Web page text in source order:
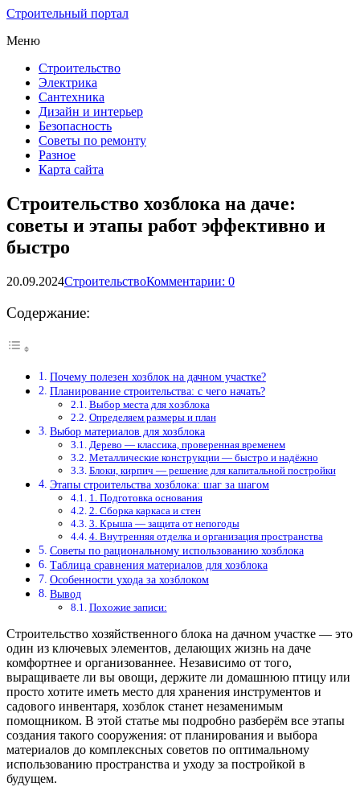
Строительный портал
Меню
Строительство
Электрика
Сантехника
Дизайн и интерьер
Безопасность
Советы по ремонту
Разное
Карта сайта
Строительство хозблока на даче:
советы и этапы работ эффективно и
быстро
20.09.2024СтроительствоКомментарии: 0
Содержание:
Почему полезен хозблок на дачном участке?
Планирование строительства: с чего начать?
Выбор места для хозблока
Определяем размеры и план
Выбор материалов для хозблока
Дерево — классика, проверенная временем
Металлические конструкции — быстро и надёжно
Блоки, кирпич — решение для капитальной постройки
Этапы строительства хозблока: шаг за шагом
1. Подготовка основания
2. Сборка каркаса и стен
3. Крыша — защита от непогоды
4. Внутренняя отделка и организация пространства
Советы по рациональному использованию хозблока
Таблица сравнения материалов для хозблока
Особенности ухода за хозблоком
Вывод
Похожие записи:
Строительство хозяйственного блока на дачном участке — это
один из ключевых элементов, делающих жизнь на даче
комфортнее и организованнее. Независимо от того,
выращиваете ли вы овощи, держите ли домашнюю птицу или
просто хотите иметь место для хранения инструментов и
садового инвентаря, хозблок станет незаменимым
помощником. В этой статье мы подробно разберём все этапы
создания такого сооружения: от планирования и выбора
материалов до комплексных советов по оптимальному
использованию пространства и уходу за постройкой в
будущем.